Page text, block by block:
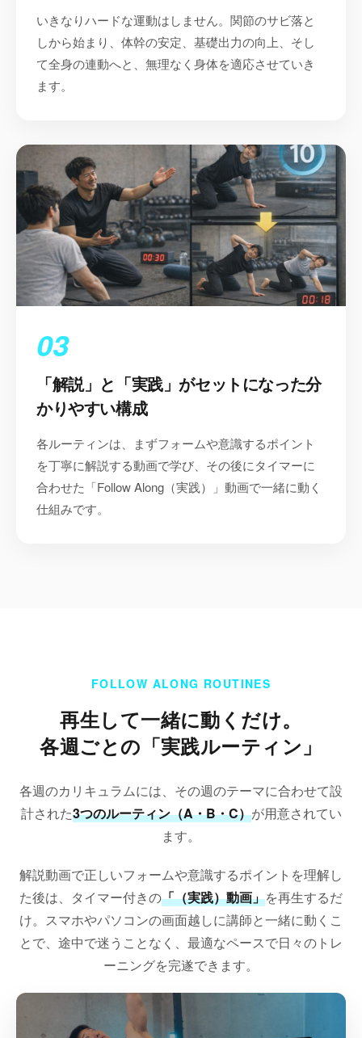
いきなりハードな運動はしません。関節のサビ落と
しから始まり、体幹の安定、基礎出力の向上、そし
て全身の連動へと、無理なく身体を適応させていき
ます。
03
「解説」と「実践」がセットになった分
かりやすい構成
各ルーティンは、まずフォームや意識するポイント
を丁寧に解説する動画で学び、その後にタイマーに
合わせた「Follow Along（実践）」動画で一緒に動く
仕組みです。
FOLLOW ALONG ROUTINES
再生して一緒に動くだけ。
各週ごとの「実践ルーティン」
各週のカリキュラムには、その週のテーマに合わせて設
計された3つのルーティン（A・B・C）が用意されてい
ます。
解説動画で正しいフォームや意識するポイントを理解し
た後は、タイマー付きの「（実践）動画」を再生するだ
け。スマホやパソコンの画面越しに講師と一緒に動くこ
とで、途中で迷うことなく、最適なペースで日々のトレ
ーニングを完遂できます。